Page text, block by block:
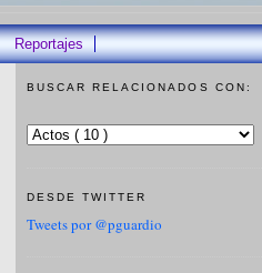
Reportajes
BUSCAR RELACIONADOS CON:
DESDE TWITTER
Tweets por @pguardio